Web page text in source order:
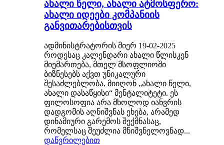
ახალი წელი, ახალი ატმოსფერო:
ახალი იდეები კომპანიის
განვითარებისთვის
ადმინისტრატორის მიერ 19-02-2025
როდესაც კალენდარი ახალი წლისკენ
მიემართება, მთელ მსოფლიოში
ბიზნესებს აქვთ უნიკალური
შესაძლებლობა, მიიღონ „ახალი წელი,
ახალი დასაწყისი“ მენტალიტეტი. ეს
ფილოსოფია არა მხოლოდ იანვრის
დადგომის აღნიშვნას ეხება, არამედ
დინამიური გარემოს შექმნასაც,
რომელსაც შეუძლია მნიშვნელოვნად...
დაწვრილებით